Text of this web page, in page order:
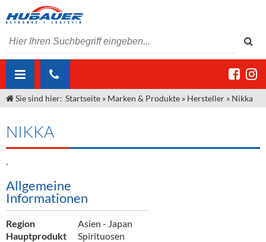
ÜBER UNS
Jobs
Unser Liefergebiet
Kontakt
AKTUELLES
Angebote Gastronomie & Großhandel
Großhandel
"DroughtMaster"
Neuigkeiten
MARKEN & PRODUKTE
Sirup
Spirituosen
Kommisionskauf & Lieferbedingungen
Fremddienstleistungen
Sie sind hier: Startseite » Marken & Produkte » Hersteller » Nikka
NIKKA
.
Allgemeine
Informationen
Region
Asien - Japan
Hauptprodukt
Spirituosen